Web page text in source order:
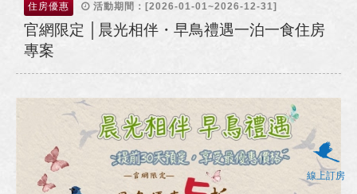
住房優惠 活動期間：[2026-01-01~2026-12-31]
官網限定 │晨光相伴・早鳥禮遇一泊一食住房
專案
線上訂房